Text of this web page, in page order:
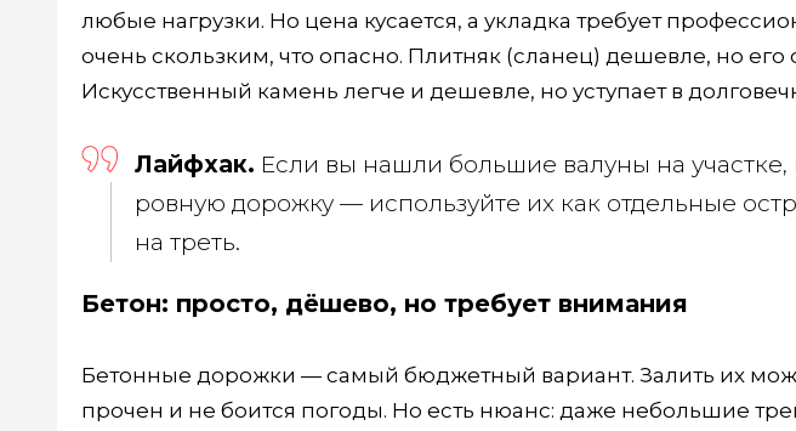
любые нагрузки. Но цена кусается, а укладка требует
очень скользким, что опасно. Плитняк (сланец) дешевле, но
Искусственный камень легче и дешевле, но уступает в
Лайфхак. Если вы нашли большие валуны на участке,
ровную дорожку — используйте их как отдельные
на треть.
Бетон: просто, дёшево, но требует внимания
Бетонные дорожки — самый бюджетный вариант. Залить их
прочен и не боится погоды. Но есть нюанс: даже небольшие